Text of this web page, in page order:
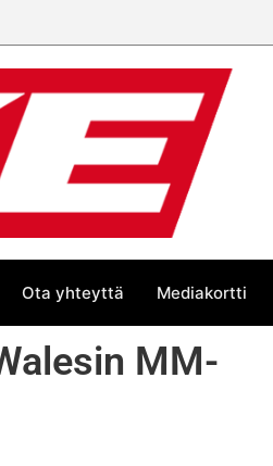
Ota yhteyttä Mediakortti
MM-